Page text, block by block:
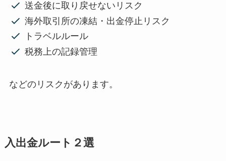
送金後に取り戻せないリスク
海外取引所の凍結・出金停止リスク
トラベルルール
税務上の記録管理
などのリスクがあります。
入出金ルート２選